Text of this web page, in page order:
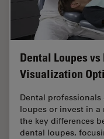
Dental Loupes
Visualization
Dental
loupes or invest in a
the key differences
dental loupes,